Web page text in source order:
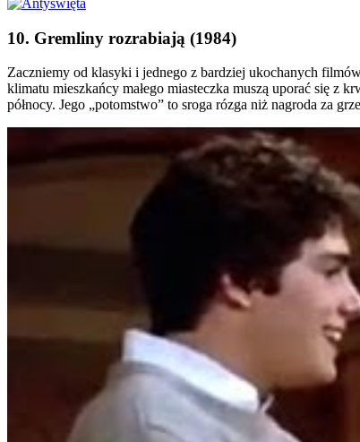
10. Gremliny rozrabiają (1984)
Zaczniemy od klasyki i jednego z bardziej ukochanych
klimatu mieszkańcy małego miasteczka muszą uporać się z
północy. Jego „potomstwo” to sroga rózga niż nagroda za